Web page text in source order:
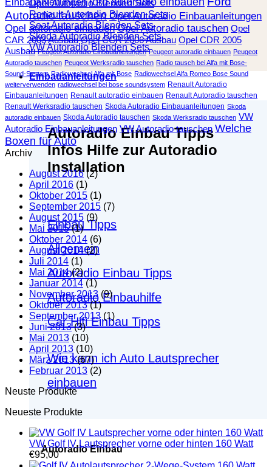
Opel Autoradio Blenden Sets
Renault Autoradio Blenden Sets
Seat Autoradio Blenden Sets
Skoda Autoradio Blenden Sets
VW Autoradio Blenden Sets
Einbauanleitungen
Autoradio Einbau Tipps
Infos Hilfe zur Autoradio
Installation
Einbau Tipps
Allgemein
Autoradio Einbau Tipps
Autoradio Einbauhilfe
Car Hifi Einbau Tipps
Wie kann ich Auto Lautsprecher
einbauen
Autoradio Einbau
Einbauanleitungen
Autoradio tauschen Opel Autoradio Einbauanleitungen
Opel autoradio einbauen Opel Autoradio tauschen Opel
CAR 2003 Ausbau Opel CCR 2006 Ausbau Opel CDR 2005
Ausbau Peugeot Autoradio Einbauanleitungen Peugeot autoradio einbauen Peugeot
Autoradio tauschen Peugeot Werksradio tauschen Radio tausch bei Alfa mit Bose-
Sound-System Radiowechsel Alfa mit Bose Radiowechsel Alfa Romeo Bose Sound
weiterverwenden radiowechsel bei bose soundsystem‎ Renault Autoradio
Einbauanleitungen Renault autoradio einbauen Renault Autoradio tauschen
Renault Werksradio tauschen Skoda Autoradio Einbauanleitungen Skoda
autoradio einbauen Skoda Autoradio tauschen Skoda Werksradio tauschen VW
Autoradio Einbauanleitungen VW Autoradio tauschen Welche
Boxen für Auto
Archiv
August 2016(2)
April 2016 (1)
Oktober 2015 (1)
September 2015 (7)
August 2015 (9)
Mai 2015(1)
Oktober 2014 (6)
August 2014(2)
Juli 2014 (1)
Mai 2014(2)
Januar 2014 (1)
November 2013 (9)
Oktober 2013(1)
September 2013(1)
Juni 2013(3)
Mai 2013 (10)
April 2013 (10)
März 2013(67)
Februar 2013 (2)
Neuste Produkte
Neueste Produkte
VW Golf IV Lautsprecher vorne oder hinten 160 Watt
€95,00